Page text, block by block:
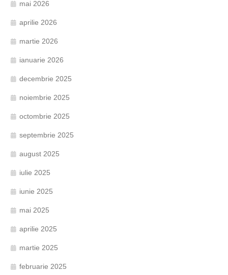
mai 2026
aprilie 2026
martie 2026
ianuarie 2026
decembrie 2025
noiembrie 2025
octombrie 2025
septembrie 2025
august 2025
iulie 2025
iunie 2025
mai 2025
aprilie 2025
martie 2025
februarie 2025